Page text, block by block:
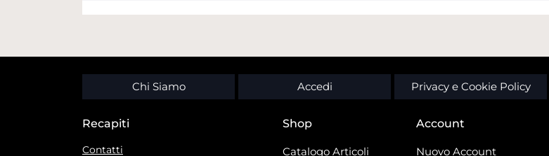
Chi Siamo Accedi Privacy e Cookie Policy
Recapiti
Contatti
Shop
Catalogo Articoli
Account
Nuovo Account